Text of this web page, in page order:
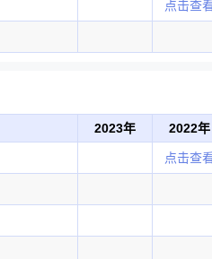
点击查
2023年 2022年
点击查